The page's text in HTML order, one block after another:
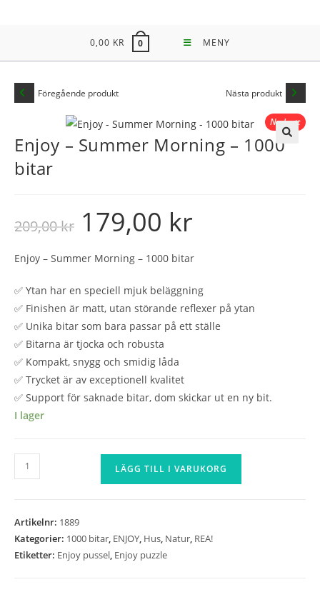
0,00 KR 0 MENY
REA!
Föregående produkt Nästa produkt
🔍
Nedsatt
Enjoy – Summer Morning – 1000
bitar
209,00kr
Det
ursprungliga
priset
209,00 kr.
179,00 kr
Enjoy – Summer Morning – 1000 bitar
✅ Ytan har en speciell mjuk beläggning
✅ Finishen är matt, utan störande reflexer på ytan
✅ Unika bitar som bara passar på ett ställe
✅ Bitarna är tjocka och robusta
✅ Kompakt, snygg och smidig låda
✅ Trycket är av exceptionell kvalitet
✅ Support för saknade bitar, dom skickar ut en ny bit.
I lager
Enjoy
-
-
1000
LÄGG TILL I VARUKORG
Artikelnr: 1889
Kategorier: 1000 bitar, ENJOY, Hus, Natur, REA!
Etiketter: Enjoy pussel, Enjoy puzzle